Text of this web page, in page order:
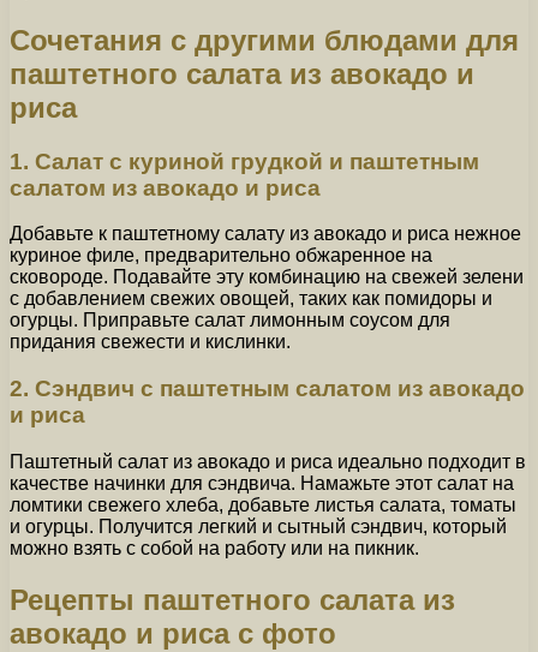
Сочетания с другими блюдами для
паштетного салата из авокадо и
риса
1. Салат с куриной грудкой и паштетным
салатом из авокадо и риса
Добавьте к паштетному салату из авокадо и риса нежное
куриное филе, предварительно обжаренное на
сковороде. Подавайте эту комбинацию на свежей зелени
с добавлением свежих овощей, таких как помидоры и
огурцы. Приправьте салат лимонным соусом для
придания свежести и кислинки.
2. Сэндвич с паштетным салатом из авокадо
и риса
Паштетный салат из авокадо и риса идеально подходит в
качестве начинки для сэндвича. Намажьте этот салат на
ломтики свежего хлеба, добавьте листья салата, томаты
и огурцы. Получится легкий и сытный сэндвич, который
можно взять с собой на работу или на пикник.
Рецепты паштетного салата из
авокадо и риса с фото